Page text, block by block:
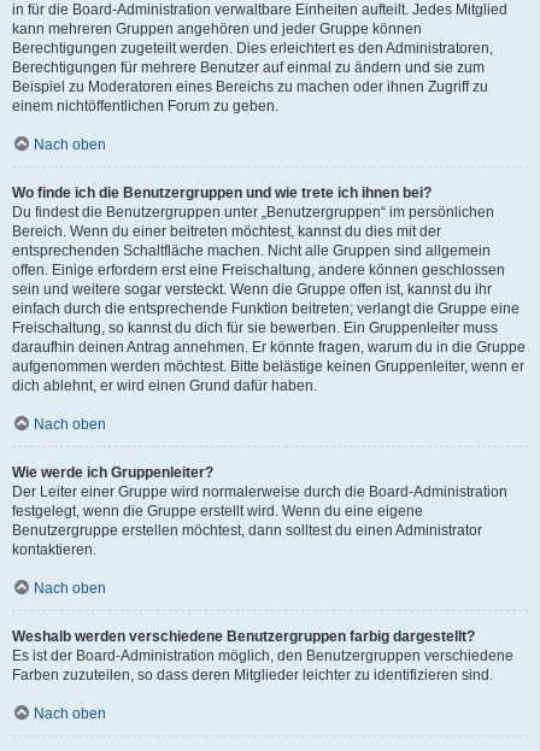
in für die Board-Administration verwaltbare Einheiten aufteilt. Jedes Mitglied
kann mehreren Gruppen angehören und jeder Gruppe können
Berechtigungen zugeteilt werden. Dies erleichtert es den Administratoren,
Berechtigungen für mehrere Benutzer auf einmal zu ändern und sie zum
Beispiel zu Moderatoren eines Bereichs zu machen oder ihnen Zugriff zu
einem nichtöffentlichen Forum zu geben.
Nach oben
Wo finde ich die Benutzergruppen und wie trete ich ihnen bei?
Du findest die Benutzergruppen unter „Benutzergruppen“ im persönlichen
Bereich. Wenn du einer beitreten möchtest, kannst du dies mit der
entsprechenden Schaltfläche machen. Nicht alle Gruppen sind allgemein
offen. Einige erfordern erst eine Freischaltung, andere können geschlossen
sein und weitere sogar versteckt. Wenn die Gruppe offen ist, kannst du ihr
einfach durch die entsprechende Funktion beitreten; verlangt die Gruppe eine
Freischaltung, so kannst du dich für sie bewerben. Ein Gruppenleiter muss
daraufhin deinen Antrag annehmen. Er könnte fragen, warum du in die Gruppe
aufgenommen werden möchtest. Bitte belästige keinen Gruppenleiter, wenn er
dich ablehnt, er wird einen Grund dafür haben.
Nach oben
Wie werde ich Gruppenleiter?
Der Leiter einer Gruppe wird normalerweise durch die Board-Administration
festgelegt, wenn die Gruppe erstellt wird. Wenn du eine eigene
Benutzergruppe erstellen möchtest, dann solltest du einen Administrator
kontaktieren.
Nach oben
Weshalb werden verschiedene Benutzergruppen farbig dargestellt?
Es ist der Board-Administration möglich, den Benutzergruppen verschiedene
Farben zuzuteilen, so dass deren Mitglieder leichter zu identifizieren sind.
Nach oben